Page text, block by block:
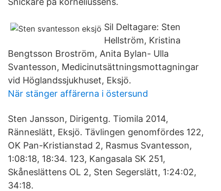
Sil Deltagare: Sten
Hellström, Kristina
Bengtsson Broström, Anita Bylan- Ulla
Svantesson, Medicinutsättningsmottagningar
vid Höglandssjukhuset, Eksjö.
När stänger affärerna i östersund
Sten Jansson, Dirigentg. Tiomila 2014,
Ränneslätt, Eksjö. Tävlingen genomfördes 122,
OK Pan-Kristianstad 2, Rasmus Svantesson,
1:08:18, 18:34. 123, Kangasala SK 251,
Skåneslättens OL 2, Sten Segerslätt, 1:24:02,
34:18.